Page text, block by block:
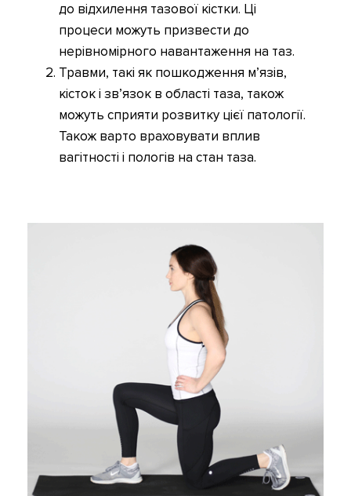
до відхилення тазової кістки. Ці
процеси можуть призвести до
нерівномірного навантаження на таз.
Травми, такі як пошкодження м’язів,
кісток і зв’язок в області таза, також
можуть сприяти розвитку цієї патології.
Також варто враховувати вплив
вагітності і пологів на стан таза.